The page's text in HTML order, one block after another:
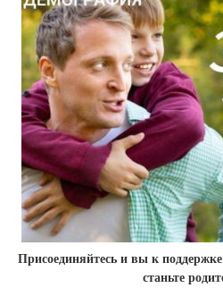
Присоединяйтесь и вы к
станьте